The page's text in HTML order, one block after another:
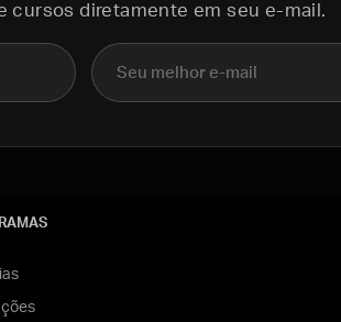
cursos diretamente em seu e-mail.
E-mail